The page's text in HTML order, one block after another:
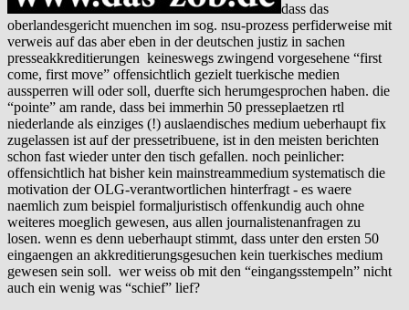
dass das
oberlandesgericht muenchen im sog. nsu-prozess perfiderweise mit
verweis auf das aber eben in der deutschen justiz in sachen
presseakkreditierungen keineswegs zwingend vorgesehene “first
come, first move” offensichtlich gezielt tuerkische medien
aussperren will oder soll, duerfte sich herumgesprochen haben. die
“pointe” am rande, dass bei immerhin 50 presseplaetzen rtl
niederlande als einziges (!) auslaendisches medium ueberhaupt fix
zugelassen ist auf der pressetribuene, ist in den meisten berichten
schon fast wieder unter den tisch gefallen. noch peinlicher:
offensichtlich hat bisher kein mainstreammedium systematisch die
motivation der OLG-verantwortlichen hinterfragt - es waere
naemlich zum beispiel formaljuristisch offenkundig auch ohne
weiteres moeglich gewesen, aus allen journalistenanfragen zu
losen. wenn es denn ueberhaupt stimmt, dass unter den ersten 50
eingaengen an akkreditierungsgesuchen kein tuerkisches medium
gewesen sein soll. wer weiss ob mit den “eingangsstempeln” nicht
auch ein wenig was “schief” lief?